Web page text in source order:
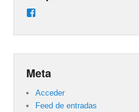
Meta
Acceder
Feed de entradas